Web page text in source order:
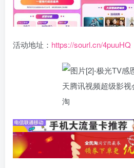
活动地址： https://sourl.cn/4puuHQ